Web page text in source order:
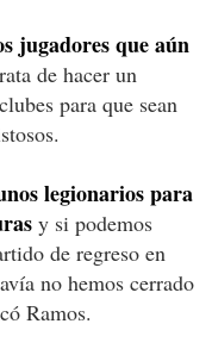
jugadores que aún
de hacer un
para que sean
legionarios para
y si podemos
de regreso en
no hemos cerrado
Ramos.